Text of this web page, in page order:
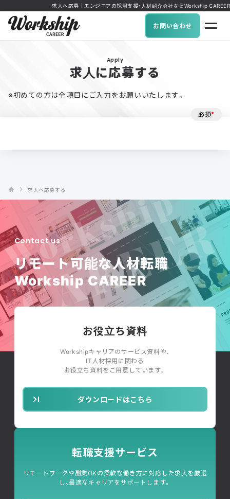
求人へ応募｜エンジニアの採用支援・人材紹介会社ならWorkship CAREER
お問い合わせ
Apply
求人に応募する
※初めての方は全項目にご入力をお願いいたします。
必須*
求人へ応募する
Contact us
リモート可能な人材転職
Workship CAREER
お役立ち資料
Workshipキャリアのサービス資料や、
IT人材採用に関わる
お役立ち資料をご用意しています。
ダウンロードはこちら
転職支援サービス
リモートワークや副業OKの柔軟な働き方に対応した求人を厳選
し、最適なキャリアをサポートします。